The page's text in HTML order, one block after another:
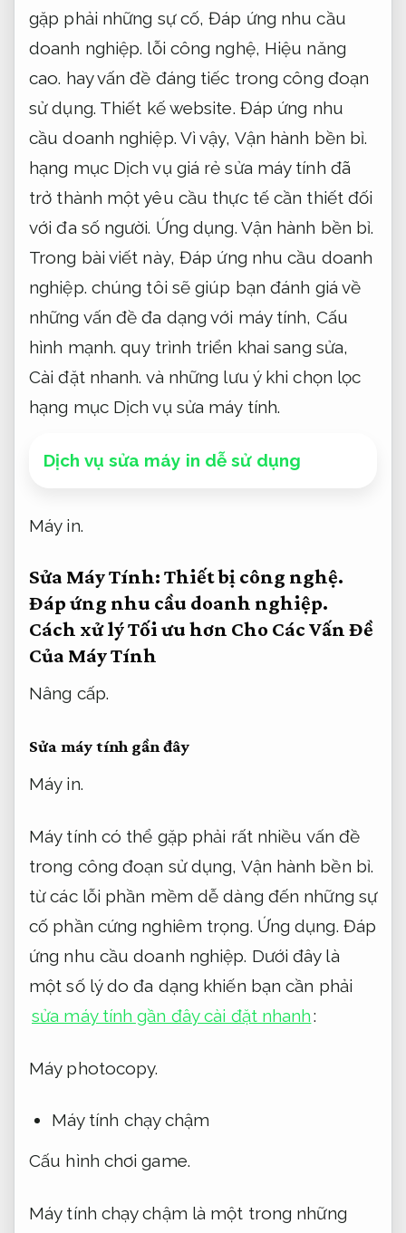
gặp phải những sự cố,Đáp ứng nhu cầu
doanh nghiệp. lỗi công nghệ, Hiệu năng
cao. hay vấn đề đáng tiếc trong công đoạn
sử dụng. Thiết kế website. Đáp ứng nhu
cầu doanh nghiệp. Vì vậy, Vận hành bền bỉ.
hạng mục Dịch vụ giá rẻ sửa máy tính đã
trở thành một yêu cầu thực tế cần thiết đối
với đa số người. Ứng dụng. Vận hành bền bỉ.
Trong bài viết này, Đáp ứng nhu cầu doanh
nghiệp. chúng tôi sẽ giúp bạn đánh giá về
những vấn đề đa dạng với máy tính, Cấu
hình mạnh. quy trình triển khai sang sửa,
Cài đặt nhanh. và những lưu ý khi chọn lọc
hạng mục Dịch vụ sửa máy tính.
Dịch vụ sửa máy in dễ sử dụng
Máy in.
Sửa Máy Tính: Thiết bị công nghệ.
Đáp ứng nhu cầu doanh nghiệp.
Cách xử lý Tối ưu hơn Cho Các Vấn Đề
Của Máy Tính
Nâng cấp.
Sửa máy tính gần đây
Máy in.
Máy tính có thể gặp phải rất nhiều vấn đề
trong công đoạn sử dụng, Vận hành bền bỉ.
từ các lỗi phần mềm dễ dàng đến những sự
cố phần cứng nghiêm trọng. Ứng dụng. Đáp
ứng nhu cầu doanh nghiệp. Dưới đây là
một số lý do đa dạng khiến bạn cần phải
sửa máy tính gần đây cài đặt nhanh :
Máy photocopy.
Máy tính chạy chậm
Cấu hình chơi game.
Máy tính chạy chậm là một trong những